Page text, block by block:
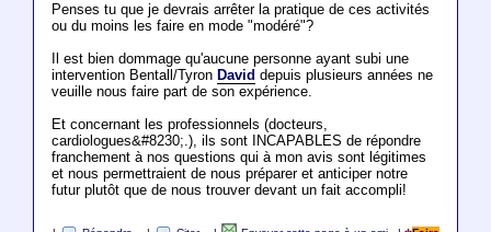
Penses tu que je devrais arrêter la pratique de ces activités
ou du moins les faire en mode "modéré"?
Il est bien dommage qu'aucune personne ayant subi une
intervention Bentall/Tyron David depuis plusieurs années ne
veuille nous faire part de son expérience.
Et concernant les professionnels (docteurs,
cardiologues&#8230;.), ils sont INCAPABLES de répondre
franchement à nos questions qui à mon avis sont légitimes
et nous permettraient de nous préparer et anticiper notre
futur plutôt que de nous trouver devant un fait accompli!